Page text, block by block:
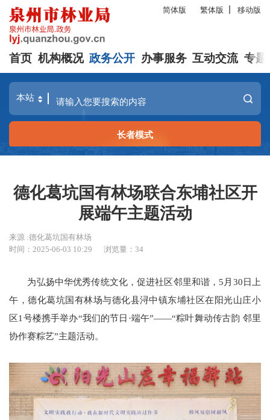
简体版 繁体版 移动版
首页 机构概况 政务公开 办事服务 互动交流 专题
长者模式
德化葛坑国有林场联合东埔社区开
展端午主题活动
来源 :德化葛坑国有林场
时间：2025-06-03 10:29
浏览量：34
为弘扬中华优秀传统文化，促进社区邻里和谐， 5月30日上
午，德化葛坑国有林场与德化县浔中镇东埔社区在阳光山庄小
区1号楼携手举办“我们的节日·端午”——“粽叶舞动传古韵 邻里
协作赛粽艺”主题活动。